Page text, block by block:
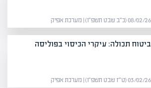
08/02/26 (כ״ב שבט תשפ״ו) | מערכת אפיק
ביטוח תכולה: עיקרי הכיסוי בפוליסה
03/02/26 (ט״ז שבט תשפ״ו) | מערכת אפיק